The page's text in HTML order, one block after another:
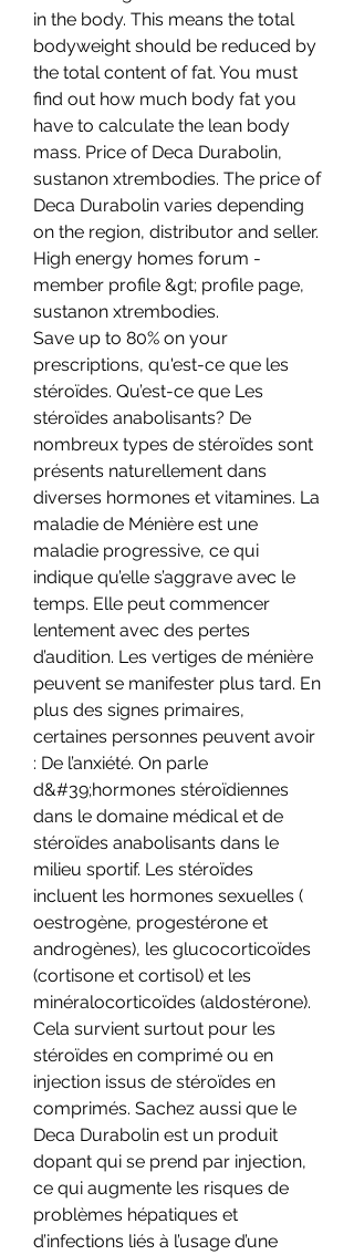
in the body. This means the total
bodyweight should be reduced by
the total content of fat. You must
find out how much body fat you
have to calculate the lean body
mass. Price of Deca Durabolin,
sustanon xtrembodies. The price of
Deca Durabolin varies depending
on the region, distributor and seller.
High energy homes forum -
member profile &gt; profile page,
sustanon xtrembodies.
Save up to 80% on your
prescriptions, qu'est-ce que les
stéroïdes. Qu’est-ce que Les
stéroïdes anabolisants? De
nombreux types de stéroïdes sont
présents naturellement dans
diverses hormones et vitamines. La
maladie de Ménière est une
maladie progressive, ce qui
indique qu’elle s’aggrave avec le
temps. Elle peut commencer
lentement avec des pertes
d’audition. Les vertiges de ménière
peuvent se manifester plus tard. En
plus des signes primaires,
certaines personnes peuvent avoir
: De l’anxiété. On parle
d&#39;hormones stéroïdiennes
dans le domaine médical et de
stéroïdes anabolisants dans le
milieu sportif. Les stéroïdes
incluent les hormones sexuelles (
oestrogène, progestérone et
androgènes), les glucocorticoïdes
(cortisone et cortisol) et les
minéralocorticoïdes (aldostérone).
Cela survient surtout pour les
stéroïdes en comprimé ou en
injection issus de stéroïdes en
comprimés. Sachez aussi que le
Deca Durabolin est un produit
dopant qui se prend par injection,
ce qui augmente les risques de
problèmes hépatiques et
d’infections liés à l’usage d’une